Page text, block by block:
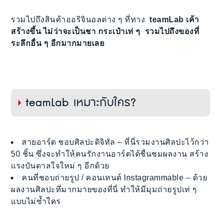
รวมไปถึงสินค้าออริจินอลต่าง ๆ ที่ทาง teamLab เค้า
สร้างขึ้น ไม่ว่าจะเป็นชา กระเป๋าเท่ ๆ รวมไปถึงของที่
ระลึกอื่น ๆ อีกมากมายเลย
teamLab เหมาะกับใคร?
สายอาร์ต ชอบศิลปะดิจิทัล – ที่นี่รวมงานศิลปะไว้กว่า
50 ชิ้น ซึ่งจะทำให้คนรักงานอาร์ตได้ชื่นชมผลงาน สร้าง
แรงบันดาลใจใหม่ ๆ อีกด้วย
คนที่ชอบถ่ายรูป / คอนเทนต์ Instagrammable – ด้วย
ผลงานศิลปะที่มากมายของที่นี่ ทำให้มีมุมถ่ายรูปเท่ ๆ
แบบไม่ซ้ำใคร